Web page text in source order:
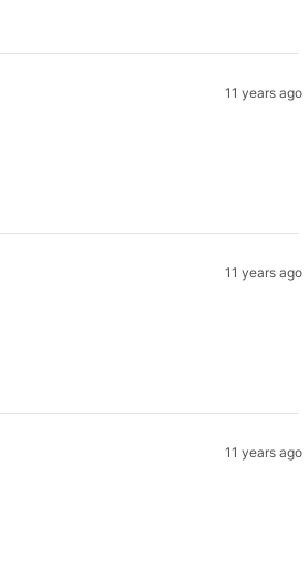
11 years ago
11 years ago
11 years ago